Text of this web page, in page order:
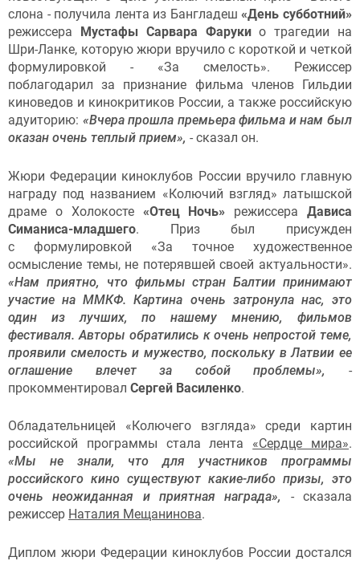
слона - получила лента из Бангладеш«День субботний»
режиссера Мустафы Сарвара Фарукио трагедии на
Шри-Ланке, которую жюри вручило с короткой и четкой
формулировкой - «За смелость». Режиссер
поблагодарил за признание фильма членов Гильдии
киноведов и кинокритиков России, а также российскую
адуиторию: «Вчера прошла премьера фильма и нам был
оказан очень теплый прием», - сказал он.
Жюри Федерации киноклубов России вручило главную
награду под названием «Колючий взгляд» латышской
драме о Холокосте «Отец Ночь» режиссераДависа
Симаниса-младшего. Приз был присужден
с формулировкой «За точное художественное
осмысление темы, не потерявшей своей актуальности».
«Нам приятно, что фильмы стран Балтии принимают
участие на ММКФ. Картина очень затронула нас, это
один из лучших, по нашему мнению, фильмов
фестиваля. Авторы обратились к очень непростой теме,
проявили смелость и мужество, поскольку в Латвии ее
оглашение влечет за собой проблемы»,
-
прокомментировал Сергей Василенко.
Обладательницей «Колючего взгляда» среди картин
российской программы стала лента «Сердце мира».
«Мы не знали, что для участников программы
российского кино существуют какие-либо призы, это
очень неожиданная и приятная награда»,
- сказала
режиссер Наталия Мещанинова.
Диплом жюри Федерации киноклубов России достался